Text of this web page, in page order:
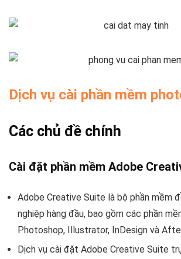
Dịch vụ cài phần mềm
Các chủ đề chính
Cài đặt phần mềm Adobe
Adobe Creative Suite là bộ phần mềm
nghiệp hàng đầu, bao gồm các phần
Photoshop, Illustrator, InDesign và
Dịch vụ cài đặt Adobe Creative Suite